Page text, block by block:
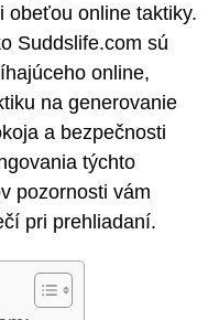
obeťou online taktiky.
Suddslife.com sú
online,
na generovanie
a bezpečnosti
týchto
pozornosti vám
pri prehliadaní.